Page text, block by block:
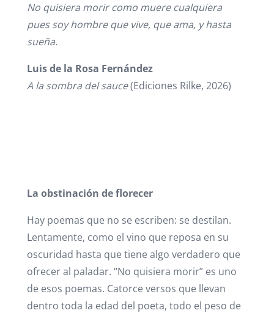
No quisiera morir como muere cualquiera
pues soy hombre que vive, que ama, y hasta
sueña.
Luis de la Rosa Fernández
A la sombra del sauce(Ediciones Rilke, 2026)
La obstinación de florecer
Hay poemas que no se escriben: se destilan.
Lentamente, como el vino que reposa en su
oscuridad hasta que tiene algo verdadero que
ofrecer al paladar. “No quisiera morir” es uno
de esos poemas. Catorce versos que llevan
dentro toda la edad del poeta, todo el peso de